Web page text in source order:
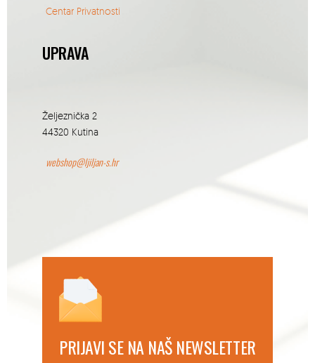
Centar Privatnosti
UPRAVA
Željeznička 2
44320 Kutina
webshop@ljiljan-s.hr
PRIJAVI SE NA NAŠ NEWSLETTER